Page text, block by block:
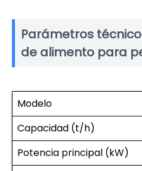
Parámetros
de alimento para
Modelo
Capacidad (t/h)
Potencia principal (kW)